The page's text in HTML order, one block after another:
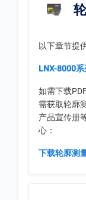
以下章节提
LNX-8000系
如需下载
需获取轮廓
产品宣传册
心：
下载轮廓测